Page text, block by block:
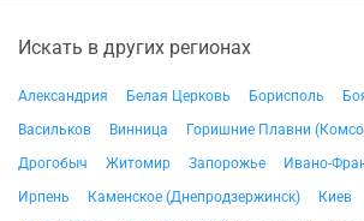
Искать в других регионах
Александрия Белая Церковь Борисполь
Васильков
Винница Горишние Плавни
Дрогобыч
Житомир Запорожье Ивано-
Ирпень
Каменское (Днепродзержинск) Киев